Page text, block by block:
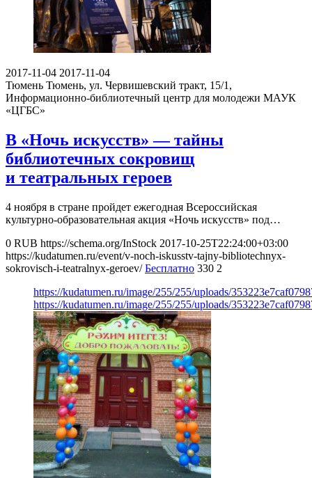
2017-11-04 2017-11-04
Тюмень Тюмень, ул. Червишевский тракт, 15/1,
Информационно-библиотечный центр для молодежи МАУК
«ЦГБС»
В «Ночь искусств» — тайны
библиотечных сокровищ
и театральных героев
4 ноября в стране пройдет ежегодная Всероссийская
культурно-образовательная акция «Ночь искусств» под…
0 RUB https://schema.org/InStock 2017-10-25T22:24:00+03:00
https://kudatumen.ru/event/v-noch-iskusstv-tajny-bibliotechnyx-
sokrovisch-i-teatralnyx-geroev/ Бесплатно 330 2
https://kudatumen.ru/image/255/255/uploads/
https://kudatumen.ru/image/255/255/uploads/